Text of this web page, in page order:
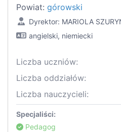
Powiat: górowski
Dyrektor: MARIOLA
angielski, niemiecki
Liczba uczniów:
Liczba oddziałów:
Liczba nauczycieli:
Specjaliści:
Pedagog